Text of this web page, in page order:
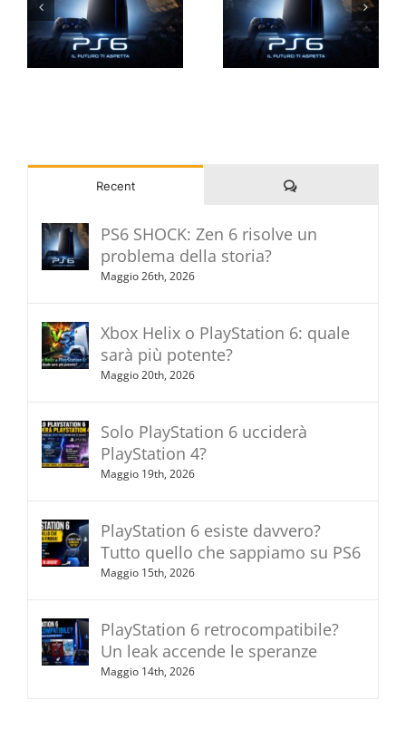
Recent Commenti
PS6 SHOCK: Zen 6 risolve un
problema della storia?
Maggio 26th, 2026
Xbox Helix o PlayStation 6: quale
sarà più potente?
Maggio 20th, 2026
Solo PlayStation 6 ucciderà
PlayStation 4?
Maggio 19th, 2026
PlayStation 6 esiste davvero?
Tutto quello che sappiamo su PS6
Maggio 15th, 2026
PlayStation 6 retrocompatibile?
Un leak accende le speranze
Maggio 14th, 2026